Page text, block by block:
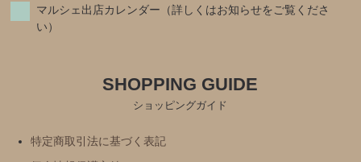
マルシェ出店カレンダー（詳しくはお知らせをご覧くださ
い）
SHOPPING GUIDE
ショッピングガイド
特定商取引法に基づく表記